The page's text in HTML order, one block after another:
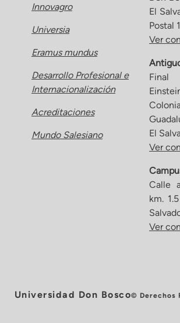
Innovagro
Universia
Eramus mundus
Desarrollo Profesional e
Internacionalización
Acreditaciones
Mundo Salesiano
El
Postal
Ver
El
Ver
Calle
km.
Ver
Universidad Don Bosco© Derechos